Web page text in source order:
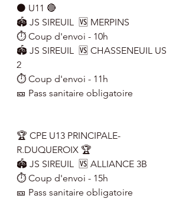
⚫ U11 🔴
🏟 JS SIREUIL  🆚 MERPINS
⏱ Coup d'envoi - 10h
🏟 JS SIREUIL  🆚 CHASSENEUIL US
2
⏱ Coup d'envoi - 11h
🎫 Pass sanitaire obligatoire
🏆 CPE U13 PRINCIPALE-
R.DUQUEROIX 🏆
🏟 JS SIREUIL  🆚 ALLIANCE 3B
⏱ Coup d'envoi - 15h
🎫 Pass sanitaire obligatoire